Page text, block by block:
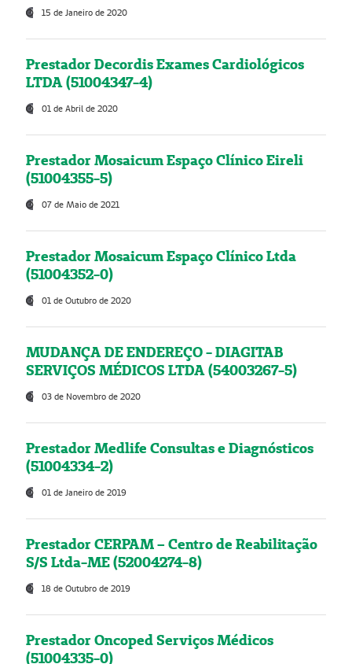
15 de Janeiro de 2020
Prestador Decordis Exames Cardiológicos
LTDA (51004347-4)
01 de Abril de 2020
Prestador Mosaicum Espaço Clínico Eireli
(51004355-5)
07 de Maio de 2021
Prestador Mosaicum Espaço Clínico Ltda
(51004352-0)
01 de Outubro de 2020
MUDANÇA DE ENDEREÇO - DIAGITAB
SERVIÇOS MÉDICOS LTDA (54003267-5)
03 de Novembro de 2020
Prestador Medlife Consultas e Diagnósticos
(51004334-2)
01 de Janeiro de 2019
Prestador CERPAM – Centro de Reabilitação
S/S Ltda-ME (52004274-8)
18 de Outubro de 2019
Prestador Oncoped Serviços Médicos
(51004335-0)